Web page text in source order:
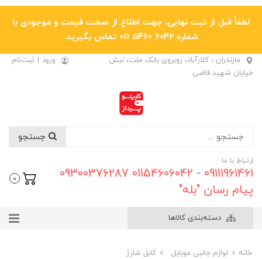
لطفاً قبل از ثبت نهایی، جهت اطلاع از صحت قیمت و موجودی با
شماره 6042 5460 011 تماس بگیرید.
مازندران ، کلارآباد، روبروی بانک ملت، نبش
خیابان شهید قاضی
ورود | ثبت‌نام
ارتباط با ما
09111961461 - 01154606042 09300376287
پیام رسان "بله"
0
دسته‌بندی کالاها
خانه لوازم جانبی موبایل
کابل شارژ